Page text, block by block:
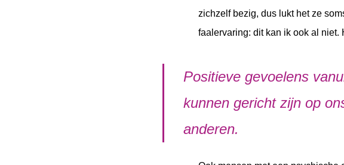
zichzelf bezig, dus lukt het ze
faalervaring: dit kan ik ook al niet.
Positieve gevoelens
kunnen gericht zijn op
anderen.